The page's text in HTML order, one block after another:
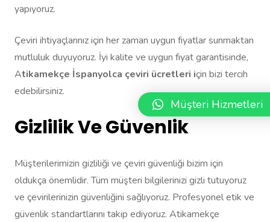
yapıyoruz.
Çeviri ihtiyaçlarınız için her zaman uygun fiyatlar sunmaktan
mutluluk duyuyoruz. İyi kalite ve uygun fiyat garantisinde,
Atikamekçe İspanyolca çeviri ücretleri için bizi tercih
edebilirsiniz.
Gizlilik Ve Güvenlik
Müşterilerimizin gizliliği ve çeviri güvenliği bizim için
oldukça önemlidir. Tüm müşteri bilgilerinizi gizli tutuyoruz
ve çevirilerinizin güvenliğini sağlıyoruz. Profesyonel etik ve
güvenlik standartlarını takip ediyoruz. Atikamekçe
Müşteri Hizmetleri